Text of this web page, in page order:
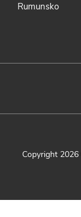
Rumunsko
Copyright 2026